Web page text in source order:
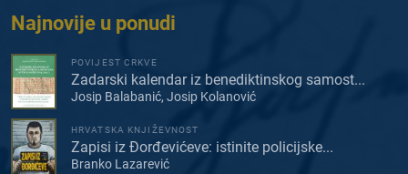
Najnovije u ponudi
POVIJEST CRKVE
Zadarski kalendar iz benediktinskog samost...
Josip Balabanić, Josip Kolanović
HRVATSKA KNJIŽEVNOST
Zapisi iz Đorđevićeve: istinite policijske...
Branko Lazarević